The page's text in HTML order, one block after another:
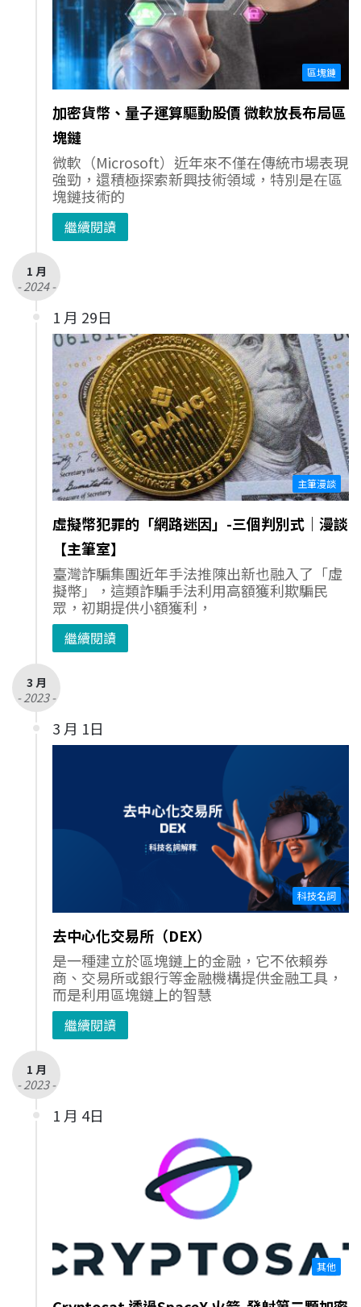
區塊鏈
加密貨幣、量子運算驅動股價 微軟放長布局區
塊鏈
微軟（Microsoft）近年來不僅在傳統市場表現
強勁，還積極探索新興技術領域，特別是在區
塊鏈技術的
繼續閱讀
1 月
- 2024 -
1 月 29日
主筆漫談
虛擬幣犯罪的「網路迷因」-三個判別式｜漫談
【主筆室】
臺灣詐騙集團近年手法推陳出新也融入了「虛
擬幣」，這類詐騙手法利用高額獲利欺騙民
眾，初期提供小額獲利，
繼續閱讀
3 月
- 2023 -
3 月 1日
科技名詞
去中心化交易所（DEX）
是一種建立於區塊鏈上的金融，它不依賴券
商、交易所或銀行等金融機構提供金融工具，
而是利用區塊鏈上的智慧
繼續閱讀
1 月
- 2023 -
1 月 4日
其他